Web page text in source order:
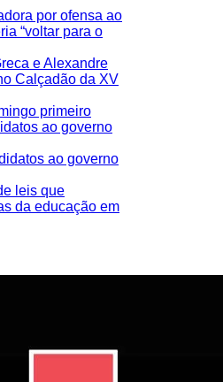
por ofensa ao
“voltar para o
e Alexandre
Calçadão da XV
primeiro
ao governo
ao governo
leis que
da educação em